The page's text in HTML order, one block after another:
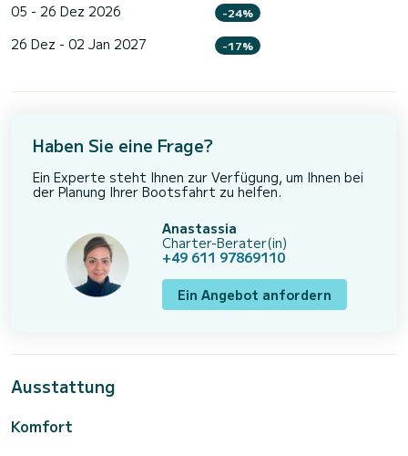
05 - 26 Dez 2026 -24%
26 Dez - 02 Jan 2027 -17%
Haben Sie eine Frage?
Ein Experte steht Ihnen zur Verfügung, um Ihnen bei
der Planung Ihrer Bootsfahrt zu helfen.
Anastassia
Charter-Berater(in)
+49 611 97869110
Ein Angebot anfordern
Ausstattung
Komfort